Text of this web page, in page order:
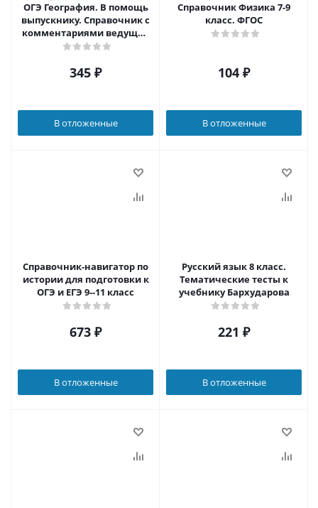
ОГЭ География. В помощь
выпускнику. Справочник с
комментариями ведущих
экспертов
345 ₽
В отложенные
Справочник Физика 7-9
класс. ФГОС
104 ₽
В отложенные
Справочник-навигатор по
истории для подготовки к
ОГЭ и ЕГЭ 9--11 класс
673 ₽
В отложенные
Русский язык 8 класс.
Тематические тесты к
учебнику Бархударова
221 ₽
В отложенные